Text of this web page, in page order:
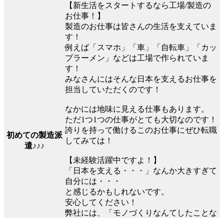
初めての製造派
遣♪♪♪
【新生活をスタートするなら工場/製造の
お仕事！】
製造のお仕事は皆さんの生活を支えていま
す！
例えば「スマホ」「車」「自転車」「カッ
プラーメン」などは工場で作られていま
す！
みなさんにはそんな日本を支えるお仕事を
担当していただくのです！
なかには地味に見える仕事もあります。
ただ1つ1つの仕事がとても大切なのです！
誇りを持って働けるこのお仕事にぜひ転職
してみては！
【未経験活躍中ですよ！】
「日本を支える・・・」なんか大きすぎて
自分には・・・
と感じるかもしれないです。
安心してください！
弊社には、「モノづくりなんてしたことな